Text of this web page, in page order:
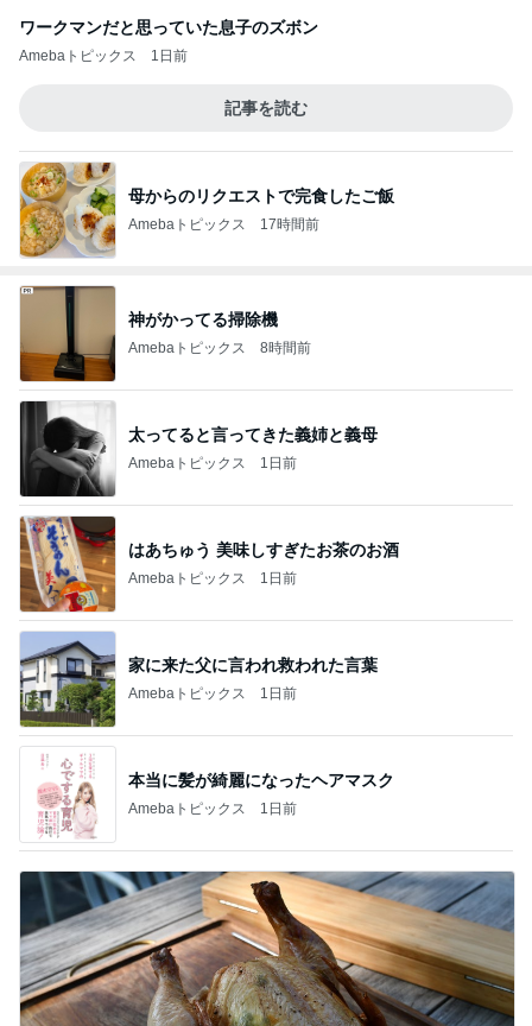
ワークマンだと思っていた息子のズボン
Amebaトピックス 1日前
記事を読む
母からのリクエストで完食したご飯
Amebaトピックス 17時間前
神がかってる掃除機
Amebaトピックス 8時間前
太ってると言ってきた義姉と義母
Amebaトピックス 1日前
はあちゅう 美味しすぎたお茶のお酒
Amebaトピックス 1日前
家に来た父に言われ救われた言葉
Amebaトピックス 1日前
本当に髪が綺麗になったヘアマスク
Amebaトピックス 1日前